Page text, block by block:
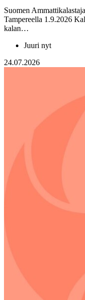
Suomen
Tampereella 1.9.2026
kalan…
Juuri nyt
24.07.2026